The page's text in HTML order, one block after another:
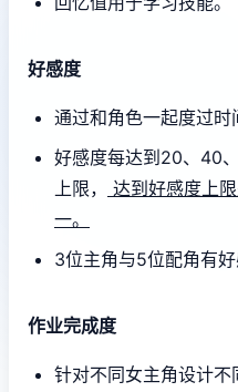
好感度
通过和角色一起度过时
好感度每达到20、40
上限，
达到好感度上
一。
3位主角与5位配角有好
作业完成度
针对不同女主角设计不